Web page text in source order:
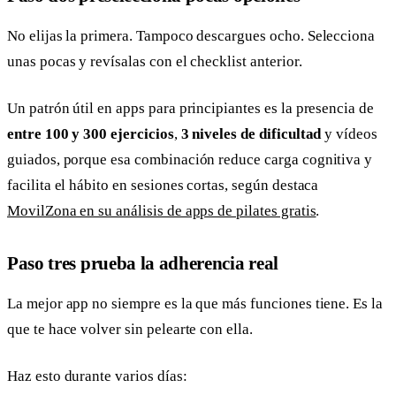
No elijas la primera. Tampoco descargues ocho. Selecciona
unas pocas y revísalas con el checklist anterior.
Un patrón útil en apps para principiantes es la presencia de
entre 100 y 300 ejercicios, 3 niveles de dificultady vídeos
guiados, porque esa combinación reduce carga cognitiva y
facilita el hábito en sesiones cortas, según destaca
MovilZona en su análisis de apps de pilates gratis.
Paso tres prueba la adherencia real
La mejor app no siempre es la que más funciones tiene. Es la
que te hace volver sin pelearte con ella.
Haz esto durante varios días: